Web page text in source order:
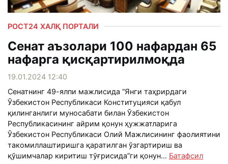
РОСТ24 ХАЛҚ ПОРТАЛИ
Сенат аъзолари 100 нафардан 65
нафарга қисқартирилмоқда
19.01.2024 12:40
Сенатнинг 49-ялпи мажлисида “Янги таҳрирдаги
Ўзбекистон Республикаси Конституцияси қабул
қилинганлиги муносабати билан Ўзбекистон
Республикасининг айрим қонун ҳужжатларига
Ўзбекистон Республикаси Олий Мажлисининг фаолиятини
такомиллаштиришга қаратилган ўзгартириш ва
қўшимчалар киритиш тўғрисида”ги қонун... Батафсил